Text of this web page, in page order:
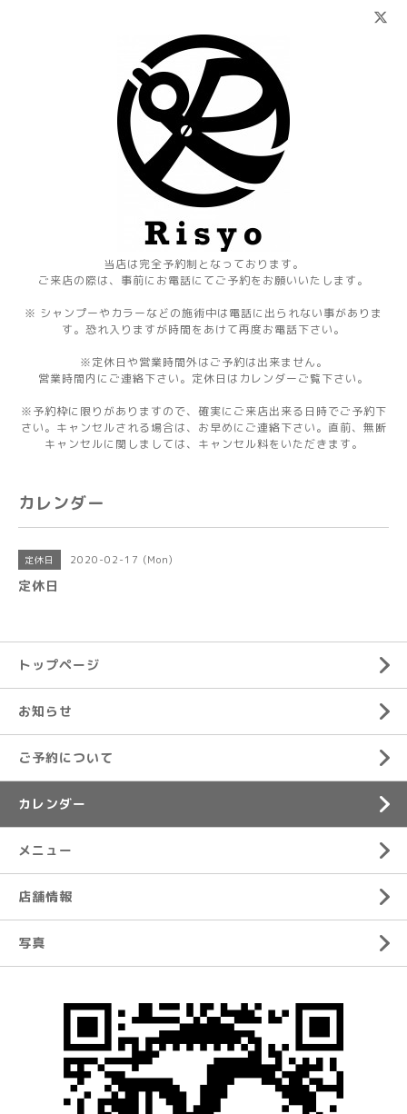
当店は完全予約制となっております。
ご来店の際は、事前にお電話にてご予約をお願いいたします。
※ シャンプーやカラーなどの施術中は電話に出られない事がありま
す。恐れ入りますが時間をあけて再度お電話下さい。
※定休日や営業時間外はご予約は出来ません。
営業時間内にご連絡下さい。定休日はカレンダーご覧下さい。
※予約枠に限りがありますので、確実にご来店出来る日時でご予約下
さい。キャンセルされる場合は、お早めにご連絡下さい。直前、無断
キャンセルに関しましては、キャンセル料をいただきます。
カレンダー
定休日 2020-02-17 (Mon)
定休日
トップページ
お知らせ
ご予約について
カレンダー
メニュー
店舗情報
写真